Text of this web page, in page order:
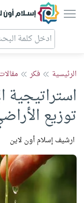
إسلام
الرئيسية فكر
استراتيجية
توزيع
ارشيف إسلام أون لاين